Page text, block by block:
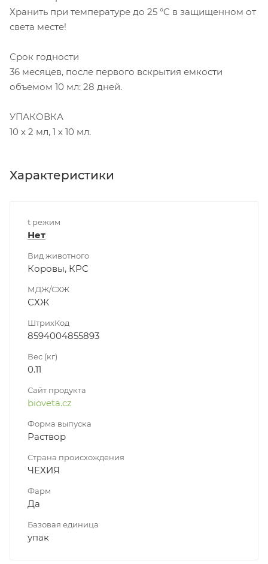
Хранить при температуре до 25 °C в защищенном от
света месте!
Срок годности
36 месяцев, после первого вскрытия емкости
объемом 10 мл: 28 дней.
УПАКОВКА
10 х 2 мл, 1 х 10 мл.
Характеристики
t режим
Нет
Вид животного
Коровы, КРС
МДЖ/СХЖ
СХЖ
ШтрихКод
8594004855893
Вес (кг)
0.11
Сайт продукта
bioveta.cz
Форма выпуска
Раствор
Страна происхождения
ЧЕХИЯ
Фарм
Да
Базовая единица
упак